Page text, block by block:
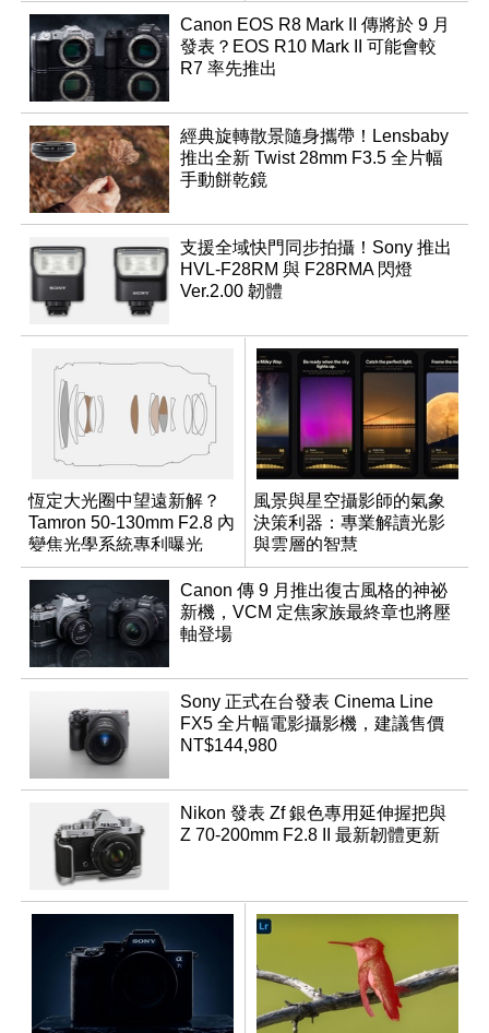
Canon EOS R8 Mark II 傳將於 9 月
發表？EOS R10 Mark II 可能會較
R7 率先推出
經典旋轉散景隨身攜帶！Lensbaby
推出全新 Twist 28mm F3.5 全片幅
手動餅乾鏡
支援全域快門同步拍攝！Sony 推出
HVL-F28RM 與 F28RMA 閃燈
Ver.2.00 韌體
恆定大光圈中望遠新解？
Tamron 50-130mm F2.8 內
變焦光學系統專利曝光
風景與星空攝影師的氣象
決策利器：專業解讀光影
與雲層的智慧
App「Atmos」登場
Canon 傳 9 月推出復古風格的神祕
新機，VCM 定焦家族最終章也將壓
軸登場
Sony 正式在台發表 Cinema Line
FX5 全片幅電影攝影機，建議售價
NT$144,980
Nikon 發表 Zf 銀色專用延伸握把與
Z 70-200mm F2.8 II 最新韌體更新